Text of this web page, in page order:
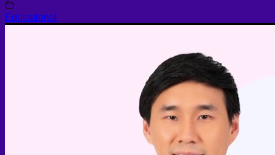
Educational